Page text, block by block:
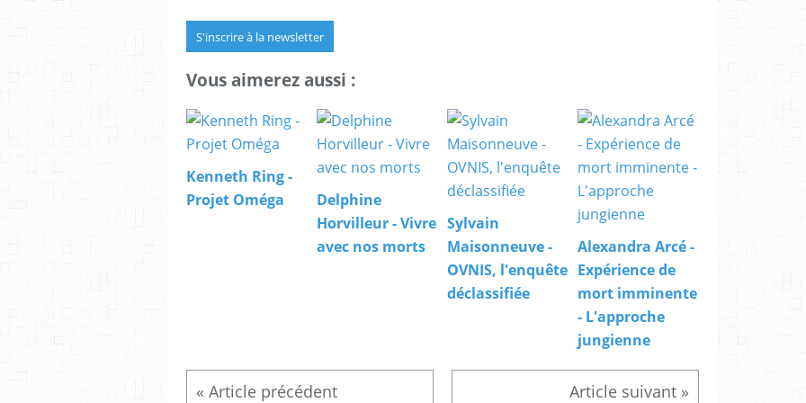
S'inscrire à la newsletter
Vous aimerez aussi :
Kenneth Ring -
Projet Oméga
Delphine
Horvilleur - Vivre
avec nos morts
Sylvain
Maisonneuve -
OVNIS, l'enquête
déclassifiée
Alexandra Arcé -
Expérience de
mort imminente
- L'approche
jungienne